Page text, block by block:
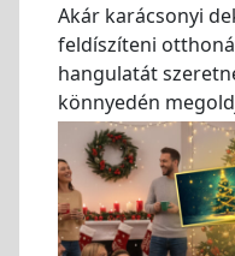
Akár karácsonyi
feldíszíteni
hangulatát
könnyedén